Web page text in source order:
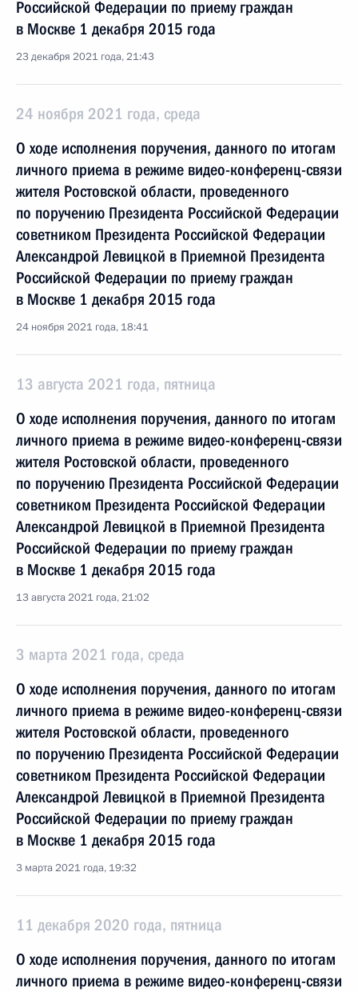
Российской Федерации по приему граждан
в Москве 1 декабря 2015 года
23 декабря 2021 года, 21:43
24 ноября 2021 года, среда
О ходе исполнения поручения, данного по итогам
личного приема в режиме видео-конференц-связи
жителя Ростовской области, проведенного
по поручению Президента Российской Федерации
советником Президента Российской Федерации
Александрой Левицкой в Приемной Президента
Российской Федерации по приему граждан
в Москве 1 декабря 2015 года
24 ноября 2021 года, 18:41
13 августа 2021 года, пятница
О ходе исполнения поручения, данного по итогам
личного приема в режиме видео-конференц-связи
жителя Ростовской области, проведенного
по поручению Президента Российской Федерации
советником Президента Российской Федерации
Александрой Левицкой в Приемной Президента
Российской Федерации по приему граждан
в Москве 1 декабря 2015 года
13 августа 2021 года, 21:02
3 марта 2021 года, среда
О ходе исполнения поручения, данного по итогам
личного приема в режиме видео-конференц-связи
жителя Ростовской области, проведенного
по поручению Президента Российской Федерации
советником Президента Российской Федерации
Александрой Левицкой в Приемной Президента
Российской Федерации по приему граждан
в Москве 1 декабря 2015 года
3 марта 2021 года, 19:32
11 декабря 2020 года, пятница
О ходе исполнения поручения, данного по итогам
личного приема в режиме видео-конференц-связи